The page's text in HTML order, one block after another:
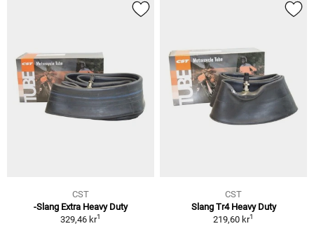
CST
-Slang Extra Heavy Duty
329,46 kr1
CST
Slang Tr4 Heavy Duty
219,60 kr1